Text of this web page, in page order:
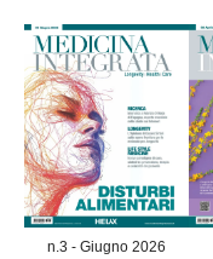
n.3 - Giugno 2026